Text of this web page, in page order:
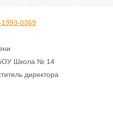
0369
Школа № 14
директора